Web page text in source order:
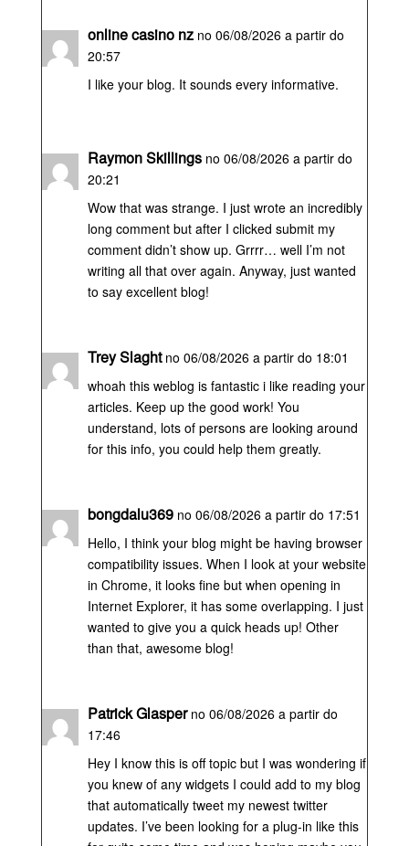
online casino nz no 06/08/2026 a partir do
20:57
I like your blog. It sounds every informative.
Raymon Skillings no 06/08/2026 a partir do
20:21
Wow that was strange. I just wrote an incredibly
long comment but after I clicked submit my
comment didn’t show up. Grrrr… well I’m not
writing all that over again. Anyway, just wanted
to say excellent blog!
Trey Slaght no 06/08/2026 a partir do 18:01
whoah this weblog is fantastic i like reading your
articles. Keep up the good work! You
understand, lots of persons are looking around
for this info, you could help them greatly.
bongdalu369 no 06/08/2026 a partir do 17:51
Hello, I think your blog might be having browser
compatibility issues. When I look at your website
in Chrome, it looks fine but when opening in
Internet Explorer, it has some overlapping. I just
wanted to give you a quick heads up! Other
than that, awesome blog!
Patrick Glasper no 06/08/2026 a partir do
17:46
Hey I know this is off topic but I was wondering if
you knew of any widgets I could add to my blog
that automatically tweet my newest twitter
updates. I’ve been looking for a plug-in like this